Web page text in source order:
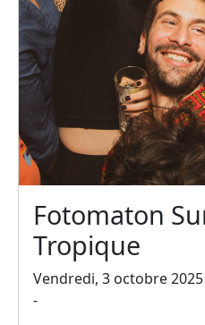
Fotomaton
Tropique
Vendredi, 3 octobre 2025
-